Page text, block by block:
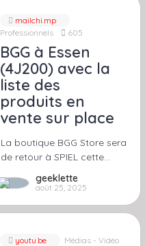
mailchi.mp
Professionnels
605
BGG à Essen
(4J200) avec la
liste des
produits en
vente sur place
La boutique BGG Store sera
de retour à SPIEL cette…
geeklette
août 25, 2025
youtu.be
Médias - Vidéo